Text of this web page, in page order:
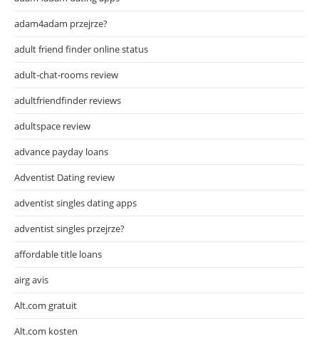
adam4adam przejrze?
adult friend finder online status
adult-chat-rooms review
adultfriendfinder reviews
adultspace review
advance payday loans
Adventist Dating review
adventist singles dating apps
adventist singles przejrze?
affordable title loans
airg avis
Alt.com gratuit
Alt.com kosten